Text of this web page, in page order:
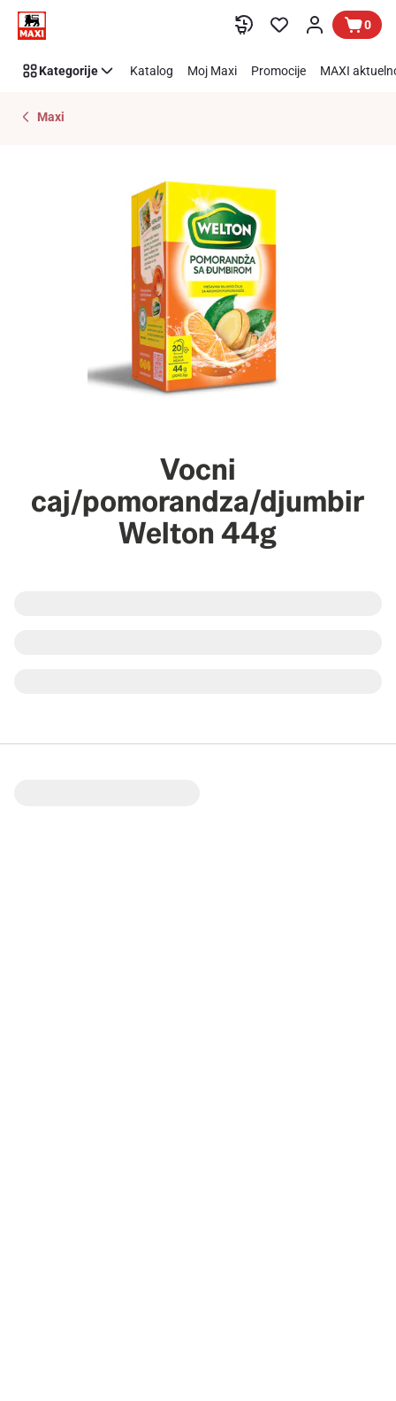
Preskoči link 0
Kategorije Katalog Moj Maxi Promocije MAXI
Maxi
Vocni
caj/pomorandza/djumbir
Welton 44g